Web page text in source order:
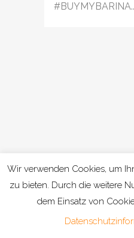
Kontakt|
Wir verwenden Cookies, um
zu bieten. Durch die weitere
dem Einsatz von